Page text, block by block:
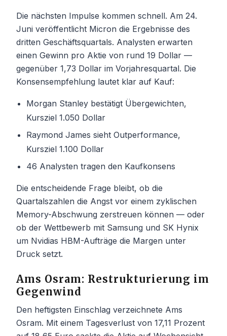
Die nächsten Impulse kommen schnell. Am 24.
Juni veröffentlicht Micron die Ergebnisse des
dritten Geschäftsquartals. Analysten erwarten
einen Gewinn pro Aktie von rund 19 Dollar —
gegenüber 1,73 Dollar im Vorjahresquartal. Die
Konsensempfehlung lautet klar auf Kauf:
Morgan Stanley bestätigt Übergewichten,
Kursziel 1.050 Dollar
Raymond James sieht Outperformance,
Kursziel 1.100 Dollar
46 Analysten tragen den Kaufkonsens
Die entscheidende Frage bleibt, ob die
Quartalszahlen die Angst vor einem zyklischen
Memory-Abschwung zerstreuen können — oder
ob der Wettbewerb mit Samsung und SK Hynix
um Nvidias HBM-Aufträge die Margen unter
Druck setzt.
Ams Osram: Restrukturierung im
Gegenwind
Den heftigsten Einschlag verzeichnete Ams
Osram. Mit einem Tagesverlust von 17,11 Prozent